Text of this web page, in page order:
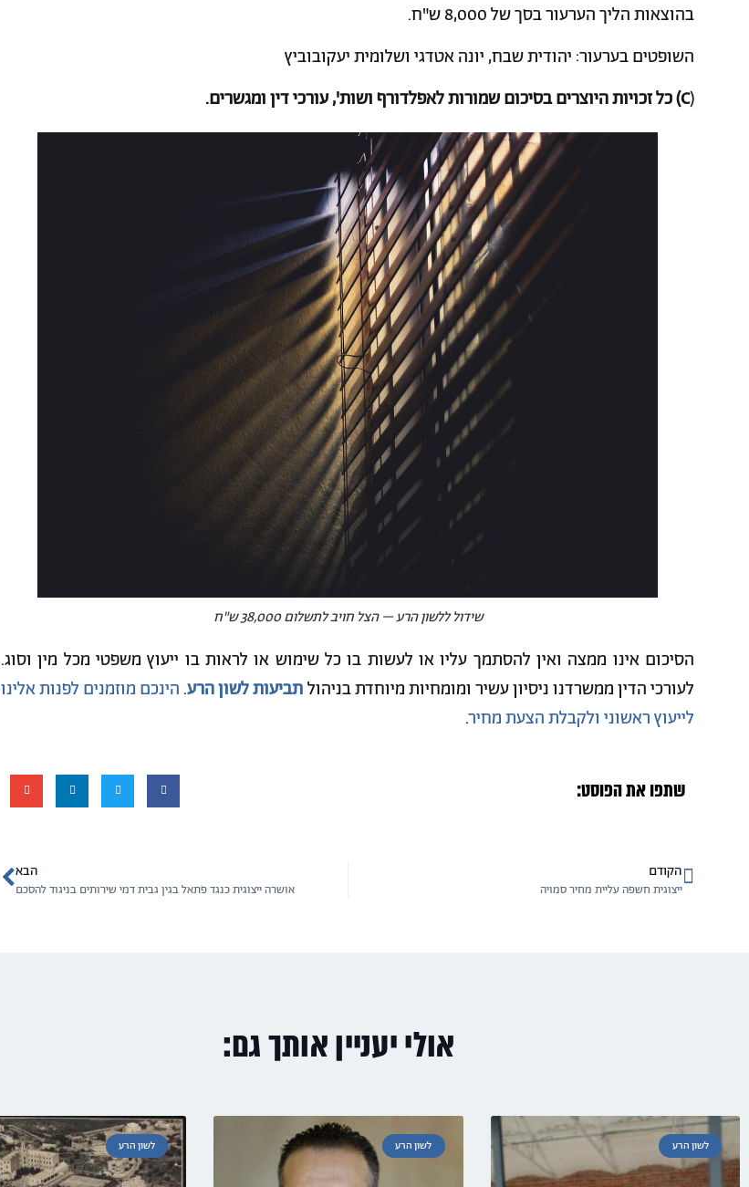
בהוצאות הליך הערעור בסך של 8,000 ש"ח.
השופטים בערעור: יהודית שבח, יונה אטדגי ושלומית יעקובוביץ
(C) כל זכויות היוצרים בסיכום שמורות לאפלדורף ושות', עורכי דין ומגשרים.
שידול ללשון הרע – הצל חויב לתשלום 38,000 ש"ח
הסיכום אינו ממצה ואין להסתמך עליו או לעשות בו כל שימוש או לראות בו ייעוץ משפטי מכל מין וסוג.
לעורכי הדין ממשרדנו ניסיון עשיר ומומחיות מיוחדת בניהולתביעות לשון הרע. הינכם מוזמנים לפנות אלינו
לייעוץ ראשוני ולקבלת הצעת מחיר.
שתפו את הפוסט:
הקודם
ייצוגית חשפה עליית מחיר סמויה
הבא
אושרה ייצוגית כנגד פתאל בגין גבית דמי שירותים בניגוד להסכם
אולי יעניין אותך גם:
לשון הרע לשון הרע לשון הרע